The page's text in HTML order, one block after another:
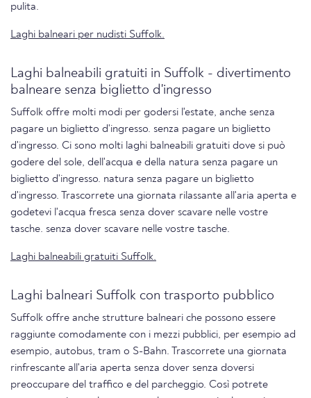
pulita.
Laghi balneari per nudisti Suffolk.
Laghi balneabili gratuiti in Suffolk - divertimento
balneare senza biglietto d'ingresso
Suffolk offre molti modi per godersi l'estate, anche senza
pagare un biglietto d'ingresso. senza pagare un biglietto
d'ingresso. Ci sono molti laghi balneabili gratuiti dove si può
godere del sole, dell'acqua e della natura senza pagare un
biglietto d'ingresso. natura senza pagare un biglietto
d'ingresso. Trascorrete una giornata rilassante all'aria aperta e
godetevi l'acqua fresca senza dover scavare nelle vostre
tasche. senza dover scavare nelle vostre tasche.
Laghi balneabili gratuiti Suffolk.
Laghi balneari Suffolk con trasporto pubblico
Suffolk offre anche strutture balneari che possono essere
raggiunte comodamente con i mezzi pubblici, per esempio ad
esempio, autobus, tram o S-Bahn. Trascorrete una giornata
rinfrescante all'aria aperta senza dover senza doversi
preoccupare del traffico e del parcheggio. Così potrete